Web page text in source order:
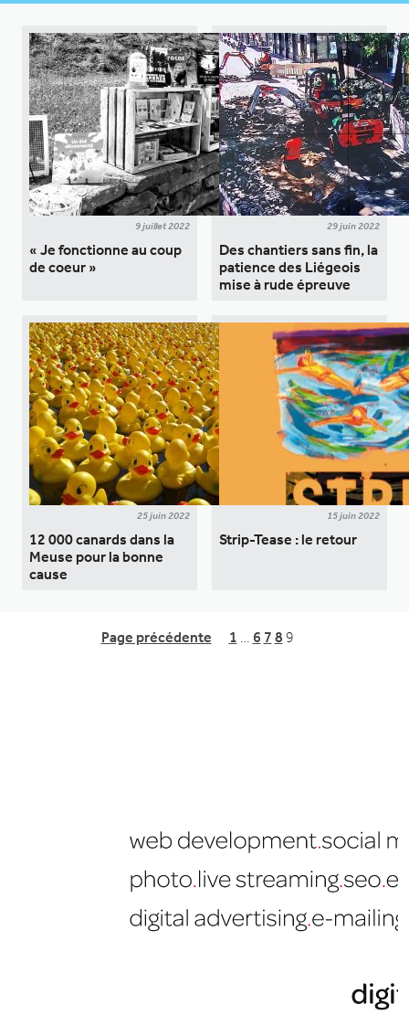
9 juillet 2022
« Je fonctionne au coup
de coeur »
29 juin 2022
Des chantiers sans fin, la
patience des Liégeois
mise à rude épreuve
25 juin 2022
12 000 canards dans la
Meuse pour la bonne
cause
15 juin 2022
Strip-Tease : le retour
Page précédente 1 6 7 8 9